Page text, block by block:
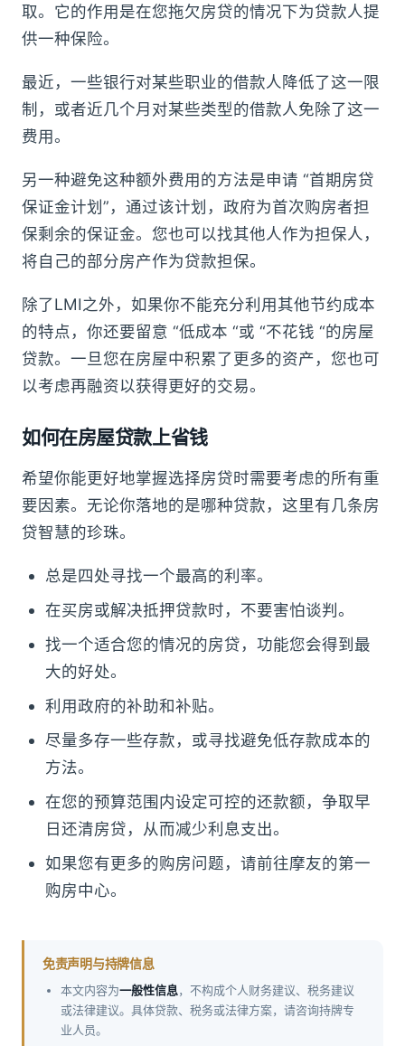
取。它的作用是在您拖欠房贷的情况下为贷款人提
供一种保险。
最近，一些银行对某些职业的借款人降低了这一限
制，或者近几个月对某些类型的借款人免除了这一
费用。
另一种避免这种额外费用的方法是申请 “首期房贷
保证金计划”，通过该计划，政府为首次购房者担
保剩余的保证金。您也可以找其他人作为担保人，
将自己的部分房产作为贷款担保。
除了LMI之外，如果你不能充分利用其他节约成本
的特点，你还要留意 “低成本 “或 “不花钱 “的房屋
贷款。一旦您在房屋中积累了更多的资产，您也可
以考虑再融资以获得更好的交易。
如何在房屋贷款上省钱
希望你能更好地掌握选择房贷时需要考虑的所有重
要因素。无论你落地的是哪种贷款，这里有几条房
贷智慧的珍珠。
总是四处寻找一个最高的利率。
在买房或解决抵押贷款时，不要害怕谈判。
找一个适合您的情况的房贷，功能您会得到最
大的好处。
利用政府的补助和补贴。
尽量多存一些存款，或寻找避免低存款成本的
方法。
在您的预算范围内设定可控的还款额，争取早
日还清房贷，从而减少利息支出。
如果您有更多的购房问题，请前往摩友的第一
购房中心。
免责声明与持牌信息
本文内容为一般性信息，不构成个人财务建议、税务建议
或法律建议。具体贷款、税务或法律方案，请咨询持牌专
业人员。